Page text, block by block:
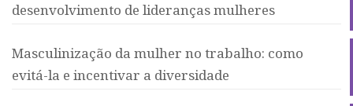
desenvolvimento de lideranças mulheres
Masculinização da mulher no trabalho: como
evitá-la e incentivar a diversidade